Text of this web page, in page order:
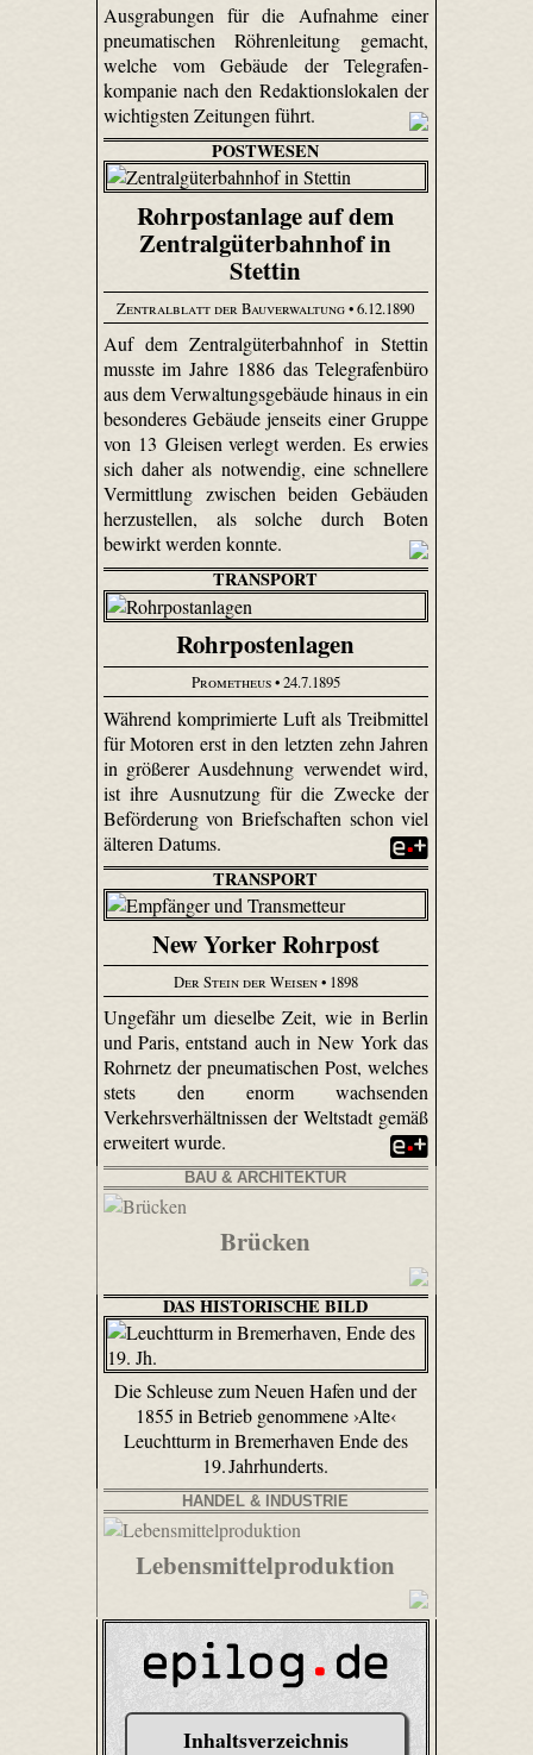
Ausgrabungen für die Aufnahme einer
pneumatischen Röhrenleitung gemacht,
welche vom Gebäude der Tele­grafen­
kompanie nach den Redak­tions­lokalen der
wichtigsten Zeitungen führt.
POSTWESEN
Rohrpostanlage auf dem
Zentralgüterbahnhof in
Stettin
Zentralblatt der Bauverwaltung• 6.12.1890
Auf dem Zentralgüterbahnhof in Stettin
musste im Jahre 1886 das Telegrafenbüro
aus dem Verwaltungsgebäude hinaus in ein
besonderes Gebäude jenseits einer Gruppe
von 13 Gleisen verlegt werden. Es erwies
sich daher als notwendig, eine schnellere
Vermittlung zwischen beiden Gebäuden
herzustellen, als solche durch Boten
bewirkt werden konnte.
TRANSPORT
Rohrpostenlagen
Prometheus• 24.7.1895
Während komprimierte Luft als Treibmittel
für Motoren erst in den letzten zehn Jahren
in größerer Ausdehnung verwendet wird,
ist ihre Ausnutzung für die Zwecke der
Beförderung von Briefschaften schon viel
älteren Datums.
TRANSPORT
New Yorker Rohrpost
Der Stein der Weisen• 1898
Ungefähr um dieselbe Zeit, wie in Berlin
und Paris, entstand auch in New York das
Rohrnetz der pneumatischen Post, welches
stets den enorm wachsenden
Verkehrsverhältnissen der Weltstadt gemäß
erweitert wurde.
BAU & ARCHITEKTUR
Brücken
DAS HISTORISCHE BILD
Die Schleuse zum Neuen Hafen und der
1855 in Betrieb genommene ›Alte‹
Leuchtturm in Bremerhaven Ende des
19. Jahrhunderts.
HANDEL & INDUSTRIE
Lebensmittelproduktion
Inhaltsverzeichnis